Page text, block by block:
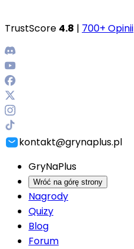
TrustScore 4.8 | 700+ Opinii
kontakt@grynaplus.pl
GryNaPlus
Wróć na górę strony
Nagrody
Quizy
Blog
Forum